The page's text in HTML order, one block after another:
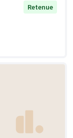
Retenue